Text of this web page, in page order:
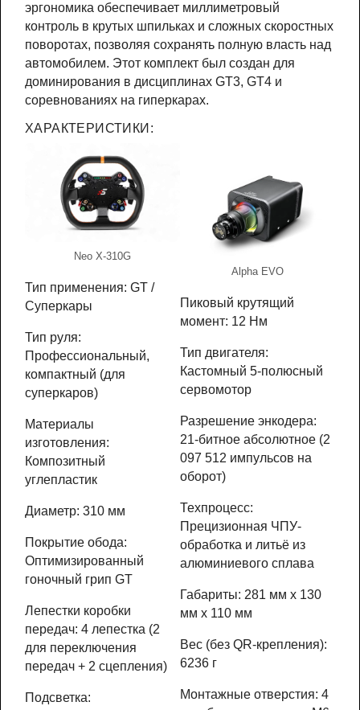
эргономика обеспечивает миллиметровый
контроль в крутых шпильках и сложных скоростных
поворотах, позволяя сохранять полную власть над
автомобилем. Этот комплект был создан для
доминирования в дисциплинах GT3, GT4 и
соревнованиях на гиперкарах.
ХАРАКТЕРИСТИКИ:
Neo X-310G
Тип применения: GT /
Суперкары
Тип руля:
Профессиональный,
компактный (для
суперкаров)
Материалы
изготовления:
Композитный
углепластик
Диаметр: 310 мм
Покрытие обода:
Оптимизированный
гоночный грип GT
Лепестки коробки
передач: 4 лепестка (2
для переключения
передач + 2 сцепления)
Подсветка:
Alpha EVO
Пиковый крутящий
момент: 12 Нм
Тип двигателя:
Кастомный 5-полюсный
сервомотор
Разрешение энкодера:
21-битное абсолютное (2
097 512 импульсов на
оборот)
Техпроцесс:
Прецизионная ЧПУ-
обработка и литьё из
алюминиевого сплава
Габариты: 281 мм x 130
мм x 110 мм
Вес (без QR-крепления):
6236 г
Монтажные отверстия: 4